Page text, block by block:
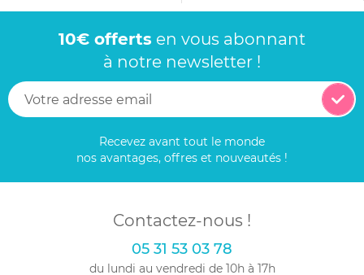
10€ offerts en vous abonnant
à notre newsletter !
Recevez avant tout le monde
nos avantages, offres et nouveautés !
Contactez-nous !
05 31 53 03 78
du lundi au vendredi de 10h à 17h